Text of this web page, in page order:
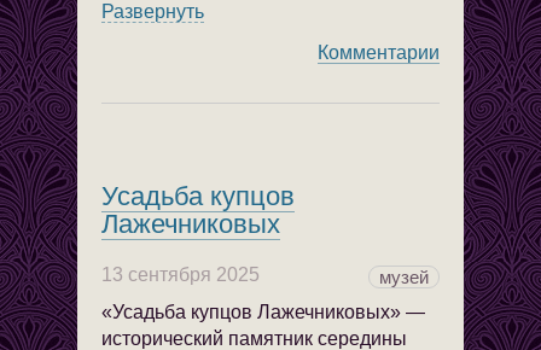
Развернуть
Комментарии
Усадьба купцов
Лажечниковых
13 сентября 2025
музей
«Усадьба купцов Лажечниковых» —
исторический памятник середины